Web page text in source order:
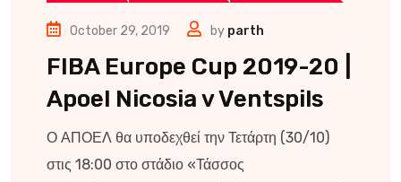
October 29, 2019 by parth
FIBA Europe Cup 2019-20 |
Apoel Nicosia v Ventspils
Ο ΑΠΟΕΛ θα υποδεχθεί την Τετάρτη (30/10)
στις 18:00 στο στάδιο «Τάσσος